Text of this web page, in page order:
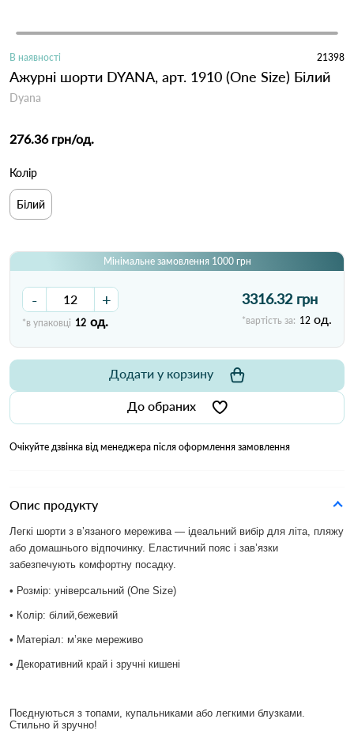
В наявності 21398
Ажурні шорти DYANA, арт. 1910 (One Size) Білий
Dyana
276.36 грн/од.
Колір
Білий
Мінімальне замовлення 1000 грн
- +
*в упаковці 12 од.
3316.32 грн
*вартість за: 12 од.
До обраних
Додати у корзину
Очікуйте дзвінка від менеджера після оформлення замовлення
Опис продукту
Легкі шорти з в’язаного мережива — ідеальний вибір для літа, пляжу
або домашнього відпочинку. Еластичний пояс і зав’язки
забезпечують комфортну посадку.
• Розмір: універсальний (One Size)
• Колір: білий,бежевий
• Матеріал: м’яке мереживо
• Декоративний край і зручні кишені
Поєднуються з топами, купальниками або легкими блузками.
Стильно й зручно!